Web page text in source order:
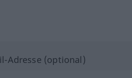
Adresse (optional)